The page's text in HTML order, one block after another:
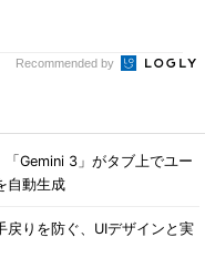
Recommended by
Gemini 3」がタブ上でユー
自動生成
りを防ぐ、UIデザインと実